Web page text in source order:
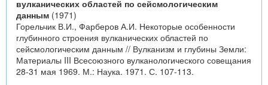
вулканических областей по сейсмологическим
данным (1971)
Горельчик В.И., Фарберов А.И. Некоторые особенности
глубинного строения вулканических областей по
сейсмологическим данным // Вулканизм и глубины Земли:
Материалы III Всесоюзного вулканологического совещания
28-31 мая 1969. М.: Наука. 1971. С. 107-113.